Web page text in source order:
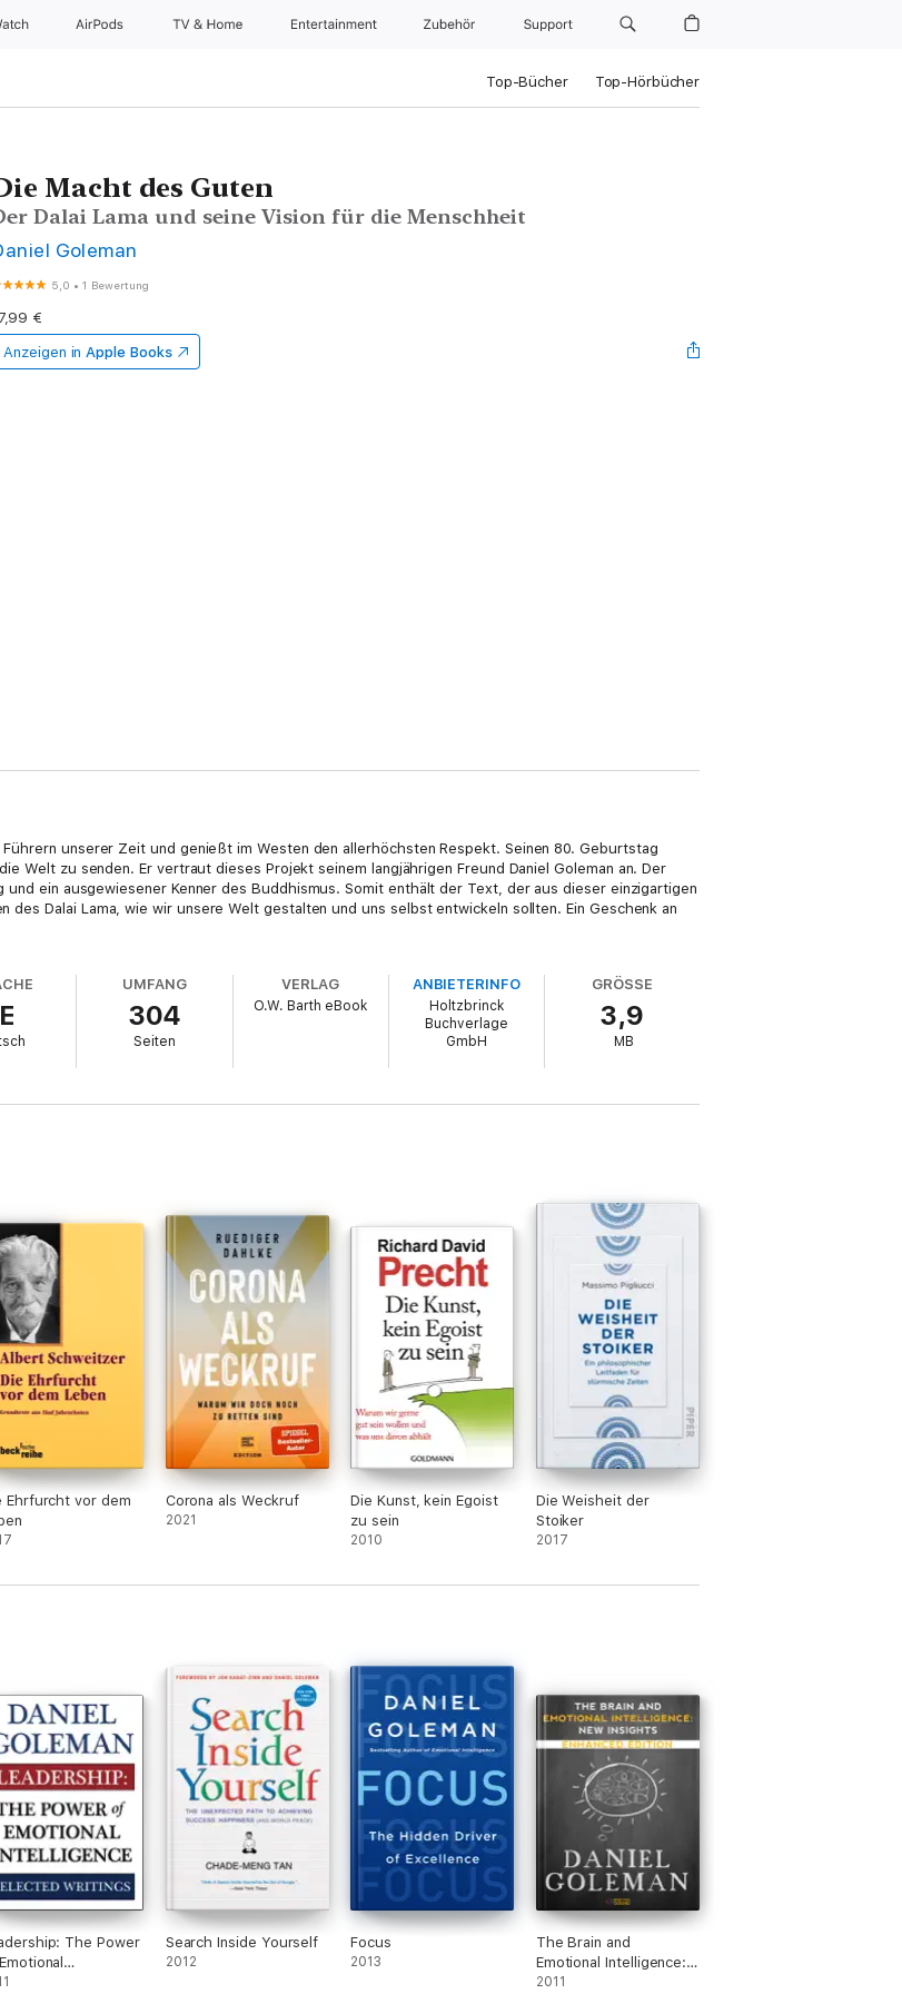
AirPods TV & Home Entertainment Zubehör Support
Top-Bücher Top-Hörbücher
Macht des Guten
Dalai Lama und seine Vision für die Menschheit
Goleman
5,0 •1 Bewertung
€
Anzeigen in Apple Books
unserer Zeit und genießt im Westen den allerhöchsten Respekt. Seinen 80. Geburtstag
Welt zu senden. Er vertraut dieses Projekt seinem langjährigen Freund Daniel Goleman an. Der
ein ausgewiesener Kenner des Buddhismus. Somit enthält der Text, der aus dieser einzigartigen
Dalai Lama, wie wir unsere Welt gestalten und uns selbst entwickeln sollten. Ein Geschenk an
UMFANG
304
Seiten
VERLAG
O.W. Barth eBook
ANBIETERINFO
Holtzbrinck
Buchverlage
GmbH
GRÖSSE
3,9
MB
Ehrfurcht vor dem
Corona als Weckruf
2021
Die Kunst, kein Egoist
zu sein
2010
Die Weisheit der
Stoiker
2017
The Power
Search Inside Yourself
2012
Focus
2013
The Brain and
Emotional Intelligence:
New Insights (Enhanced
2011